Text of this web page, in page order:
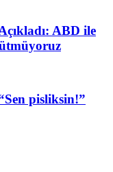
ABD ile
pisliksin!”